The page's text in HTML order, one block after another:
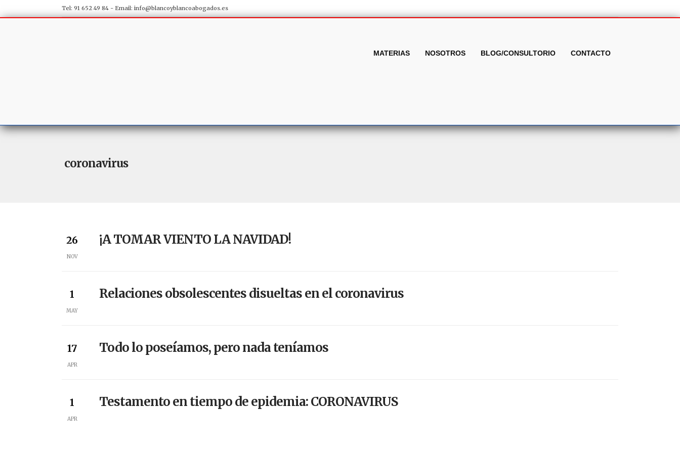
Tel: 91 652 49 84 - Email: info@blancoyblancoabogados.es
MATERIAS NOSOTROS BLOG/CONSULTORIO CONTACTO
coronavirus
26
NOV
¡A TOMAR VIENTO LA NAVIDAD!
1
MAY
Relaciones obsolescentes disueltas en el coronavirus
17
APR
Todo lo poseíamos, pero nada teníamos
1
APR
Testamento en tiempo de epidemia: CORONAVIRUS